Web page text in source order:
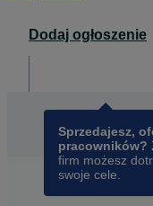
Dodaj ogłoszenie
Sprzedajesz,
pracowników?
firm możesz
swoje cele.